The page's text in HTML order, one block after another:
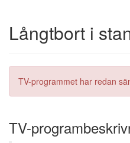
Långtbort i
TV-programmet har redan
TV-